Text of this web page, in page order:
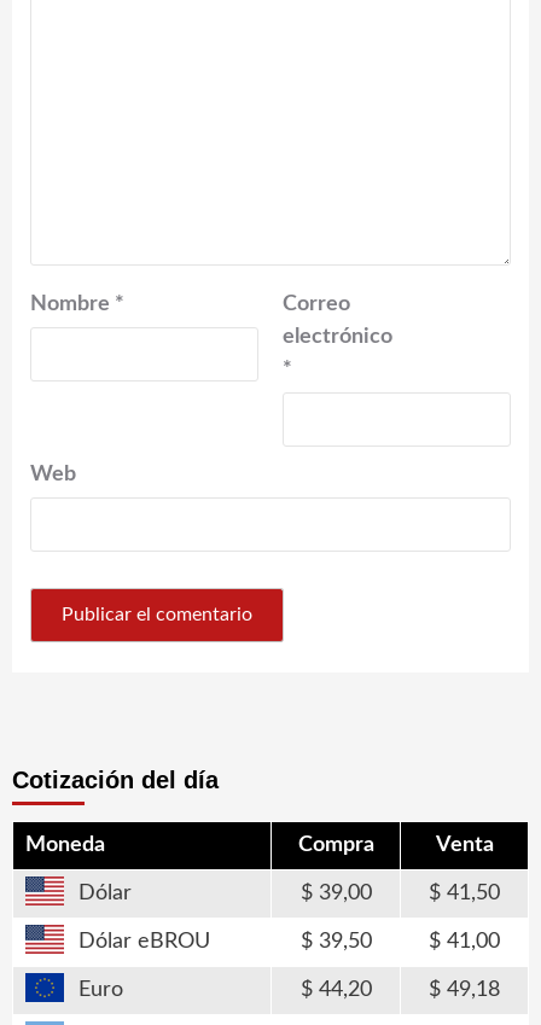
Nombre *
Correo
electrónico
*
Web
Cotización del día
Moneda Compra Venta
Dólar 39,00 41,50
Dólar eBROU 39,50 41,00
Euro 44,20 49,18